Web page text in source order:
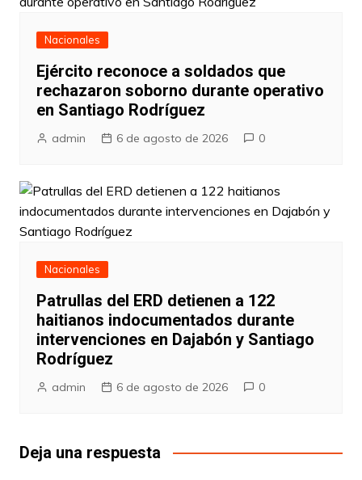
Nacionales
Ejército reconoce a soldados que
rechazaron soborno durante operativo
en Santiago Rodríguez
admin 6 de agosto de 2026 0
Nacionales
Patrullas del ERD detienen a 122
haitianos indocumentados durante
intervenciones en Dajabón y Santiago
Rodríguez
admin 6 de agosto de 2026 0
Deja una respuesta